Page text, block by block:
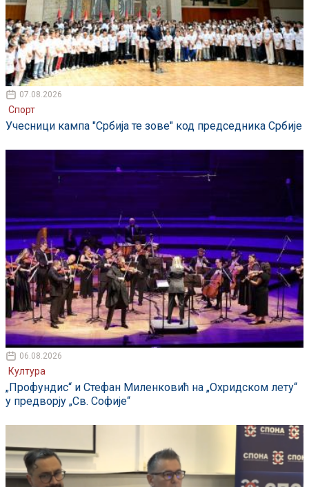
07.08.2026
Спорт
Учесници кампа "Србија те зове" код председника Србије
06.08.2026
Култура
„Профундис“ и Стефан Миленковић на „Охридском лету“
у предворју „Св. Софије“